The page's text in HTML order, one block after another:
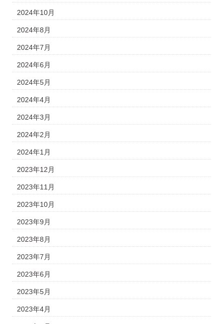
2024年10月
2024年8月
2024年7月
2024年6月
2024年5月
2024年4月
2024年3月
2024年2月
2024年1月
2023年12月
2023年11月
2023年10月
2023年9月
2023年8月
2023年7月
2023年6月
2023年5月
2023年4月